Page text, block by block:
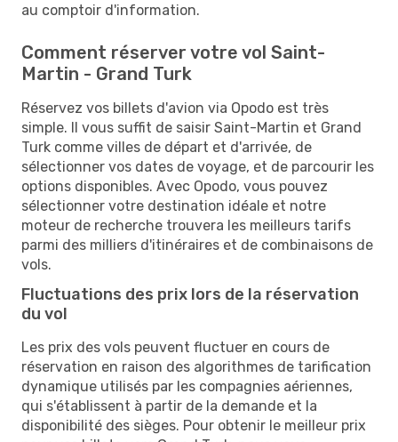
au comptoir d'information.
Comment réserver votre vol Saint-
Martin - Grand Turk
Réservez vos billets d'avion via Opodo est très
simple. Il vous suffit de saisir Saint-Martin et Grand
Turk comme villes de départ et d'arrivée, de
sélectionner vos dates de voyage, et de parcourir les
options disponibles. Avec Opodo, vous pouvez
sélectionner votre destination idéale et notre
moteur de recherche trouvera les meilleurs tarifs
parmi des milliers d'itinéraires et de combinaisons de
vols.
Fluctuations des prix lors de la réservation
du vol
Les prix des vols peuvent fluctuer en cours de
réservation en raison des algorithmes de tarification
dynamique utilisés par les compagnies aériennes,
qui s'établissent à partir de la demande et la
disponibilité des sièges. Pour obtenir le meilleur prix